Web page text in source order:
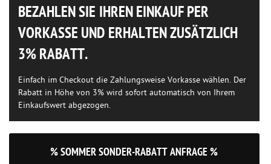
BEZAHLEN SIE IHREN EINKAUF PER
VORKASSE UND ERHALTEN ZUSÄTZLICH
3% RABATT.
Einfach im Checkout die Zahlungsweise Vorkasse wählen. Der
Rabatt in Höhe von 3% wird sofort automatisch von Ihrem
Einkaufswert abgezogen.
% SOMMER SONDER-RABATT ANFRAGE %